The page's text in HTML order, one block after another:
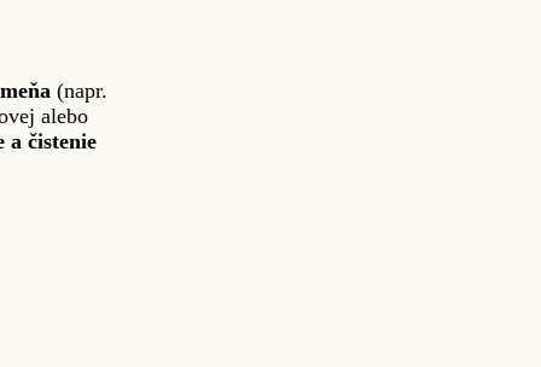
(napr.
alebo
a čistenie